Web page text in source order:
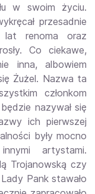
w swoim życiu.
przesadnie
renoma oraz
Co ciekawe,
inna, albowiem
Żużel. Nazwa ta
członkom
nazywał się
ich pierwszej
były mocno
artystami.
Trojanowską czy
Pank stawało